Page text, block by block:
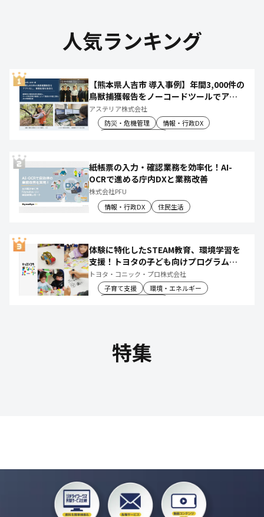
人気ランキング
【熊本県人吉市 導入事例】年間3,000件の
鳥獣捕獲報告をノーコードツールでアプ
リ化し、月50時間の庁内作業を削減
アステリア株式会社
防災・危機管理
情報・行政DX
紙帳票の入力・確認業務を効率化！AI-
OCRで進める庁内DXと業務改善
株式会社PFU
情報・行政DX
住民生活
体験に特化したSTEAM教育、環境学習を
支援！トヨタの子ども向けプログラムで
社会や将来について楽しく学べる体験機
会を創出
トヨタ・コニック・プロ株式会社
子育て支援
環境・エネルギー
特集